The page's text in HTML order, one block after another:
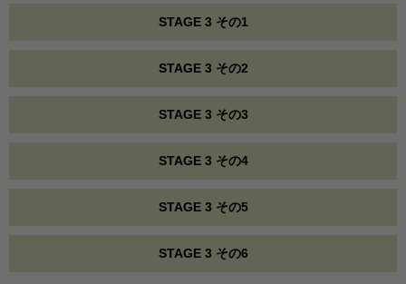
STAGE 3 その1
STAGE 3 その2
STAGE 3 その3
STAGE 3 その4
STAGE 3 その5
STAGE 3 その6